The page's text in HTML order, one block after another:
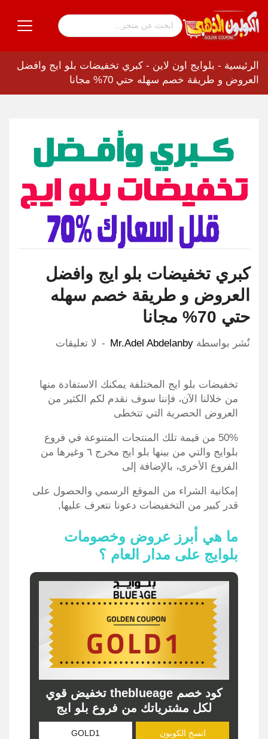
الرئيسية - بلوايج اون لاين - كبري تخفيضات بلو ايج وافضل
العروض و طريقة خصم سهله حتي 70% مجانا
كبري تخفيضات بلو ايج وافضل
العروض و طريقة خصم سهله
حتي 70% مجانا
نٌشر بواسطة Mr.Adel Abdelanby لا تعليقات
تخفيضات بلو ايج المختلفة يمكنك الاستفادة منها
من خلالنا الآن، فإننا سوف نقدم لكم الكثير من
العروض الحصرية التي تتخطى
50% من قيمة تلك المنتجات المتنوعة في فروع
بلوايج والتي من بينها بلو ايج مخرج ٦ وغيرها من
الفروع الأخرى، بالإضافة إلى
إمكانية الشراء من الموقع الرسمي والحصول على
قدر كبير من التخفيضات دعونا نتعرف عليها,
ما هي أبرز عروض وخصومات
بلوايج على مدار العام ؟
كود خصم theblueage تخفيض قوي
لكل مشترياتك من فروع بلو ايج
انسخ الكوبون